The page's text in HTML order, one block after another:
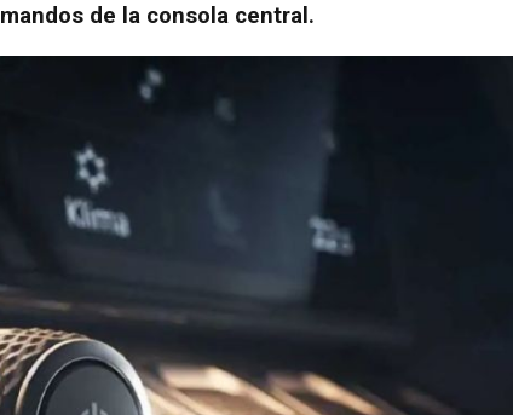
de la consola central.